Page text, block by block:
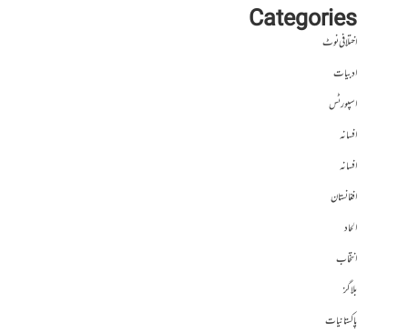
Categories
اختلافی نوٹ
ادبیات
اسپورٹس
افسانہ
افسانہ
افغانستان
الحاد
انتخاب
بلاگز
پاکستانیات